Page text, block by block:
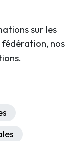
sur les
nos